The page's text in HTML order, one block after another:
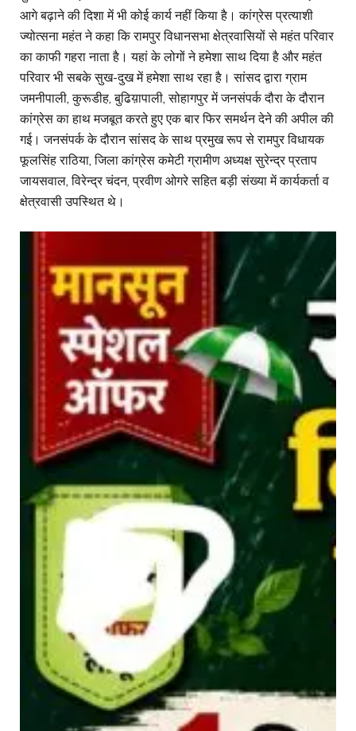
आगे बढ़ाने की दिशा में भी कोई कार्य नहीं किया है। कांग्रेस प्रत्याशी
ज्योत्सना महंत ने कहा कि रामपुर विधानसभा क्षेत्रवासियों से महंत परिवार
का काफी गहरा नाता है। यहां के लोगों ने हमेशा साथ दिया है और महंत
परिवार भी सबके सुख-दुख में हमेशा साथ रहा है। सांसद द्वारा ग्राम
जमनीपाली, कुरूडीह, बुढिय़ापाली, सोहागपुर में जनसंपर्क दौरा के दौरान
कांग्रेस का हाथ मजबूत करते हुए एक बार फिर समर्थन देने की अपील की
गई। जनसंपर्क के दौरान सांसद के साथ प्रमुख रूप से रामपुर विधायक
फूलसिंह राठिया, जिला कांग्रेस कमेटी ग्रामीण अध्यक्ष सुरेन्द्र प्रताप
जायसवाल, विरेन्द्र चंदन, प्रवीण ओगरे सहित बड़ी संख्या में कार्यकर्ता व
क्षेत्रवासी उपस्थित थे।